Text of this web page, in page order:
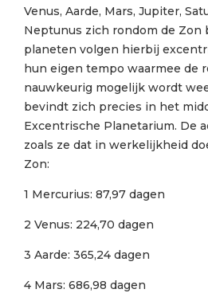
Venus, Aarde, Mars, Jupiter,
Neptunus zich rondom de Zon
planeten volgen hierbij
hun eigen tempo waarmee de
nauwkeurig mogelijk wordt
bevindt zich precies in het
Excentrische Planetarium. De
zoals ze dat in werkelijkheid
Zon:
1 Mercurius: 87,97 dagen
2 Venus: 224,70 dagen
3 Aarde: 365,24 dagen
4 Mars: 686,98 dagen